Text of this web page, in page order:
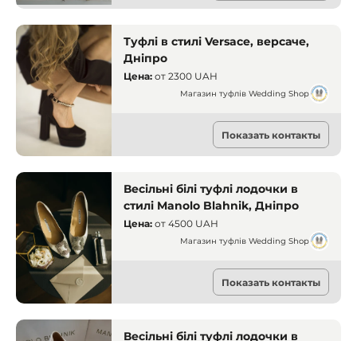
Туфлі в стилі Versace, версаче,
Дніпро
Цена: от 2300 UAH
Магазин туфлів Wedding Shop
Прокат одежды
Днепр
Показать контакты
Весільні білі туфлі лодочки в
стилі Manolo Blahnik, Дніпро
Цена: от 4500 UAH
Магазин туфлів Wedding Shop
Прокат одежды
Днепр
Показать контакты
Весільні білі туфлі лодочки в